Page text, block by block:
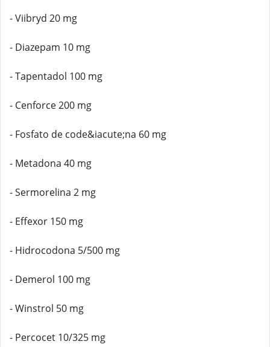
- Viibryd 20 mg
- Diazepam 10 mg
- Tapentadol 100 mg
- Cenforce 200 mg
- Fosfato de code&iacute;na 60 mg
- Metadona 40 mg
- Sermorelina 2 mg
- Effexor 150 mg
- Hidrocodona 5/500 mg
- Demerol 100 mg
- Winstrol 50 mg
- Percocet 10/325 mg